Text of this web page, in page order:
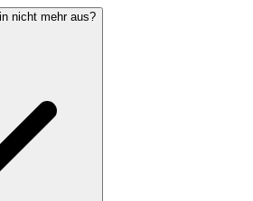
nicht mehr aus?